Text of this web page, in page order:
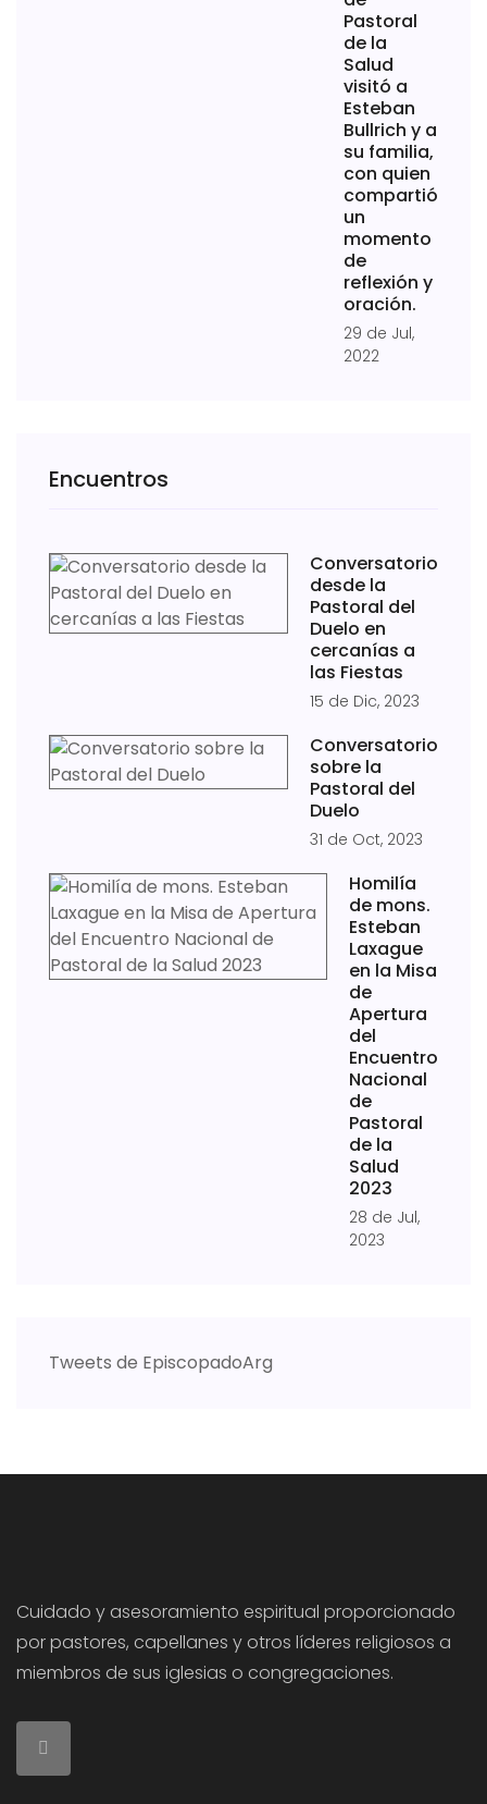
Pastoral
de la
Salud
visitó a
Esteban
Bullrich y a
su familia,
con quien
compartió
un
momento
de
reflexión y
oración.
29 de Jul,
2022
Encuentros
Conversatorio
desde la
Pastoral del
Duelo en
cercanías a
las Fiestas
15 de Dic, 2023
Conversatorio
sobre la
Pastoral del
Duelo
31 de Oct, 2023
Homilía
de mons.
Esteban
Laxague
en la Misa
de
Apertura
del
Encuentro
Nacional
de
Pastoral
de la
Salud
2023
28 de Jul,
2023
Tweets de EpiscopadoArg
Cuidado y asesoramiento espiritual proporcionado
por pastores, capellanes y otros líderes religiosos a
miembros de sus iglesias o congregaciones.